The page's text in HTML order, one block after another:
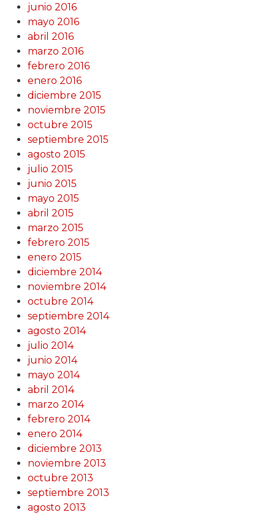
junio 2016
mayo 2016
abril 2016
marzo 2016
febrero 2016
enero 2016
diciembre 2015
noviembre 2015
octubre 2015
septiembre 2015
agosto 2015
julio 2015
junio 2015
mayo 2015
abril 2015
marzo 2015
febrero 2015
enero 2015
diciembre 2014
noviembre 2014
octubre 2014
septiembre 2014
agosto 2014
julio 2014
junio 2014
mayo 2014
abril 2014
marzo 2014
febrero 2014
enero 2014
diciembre 2013
noviembre 2013
octubre 2013
septiembre 2013
agosto 2013